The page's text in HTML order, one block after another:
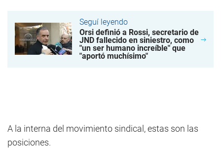
Seguí leyendo
Orsi definió a Rossi, secretario de
JND fallecido en siniestro, como
"un ser humano increíble" que
"aportó muchísimo"
A la interna del movimiento sindical, estas son las
posiciones.